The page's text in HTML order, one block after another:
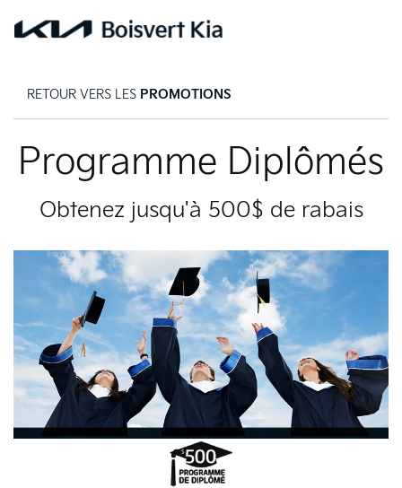
RETOUR VERS LES PROMOTIONS
Programme Diplômés
Obtenez jusqu'à 500$ de rabais